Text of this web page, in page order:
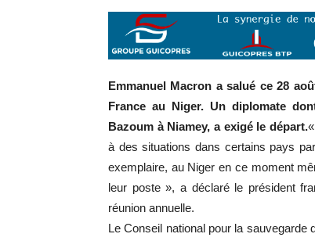
Emmanuel Macron a salué ce 28
France au Niger. Un diplomate
Bazoum à Niamey, a exigé le départ.
à des situations dans certains pays
exemplaire, au Niger en ce moment
leur poste », a déclaré le président
réunion annuelle.
Le Conseil national pour la sauvegarde